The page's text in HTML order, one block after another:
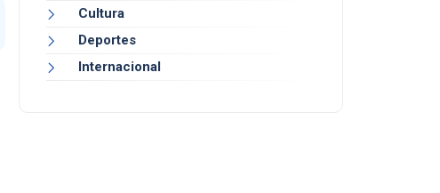
Cultura
Deportes
Internacional